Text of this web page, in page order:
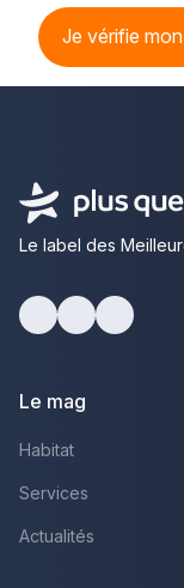
Je vérifie
Le label des
Le mag
Habitat
Services
Actualités